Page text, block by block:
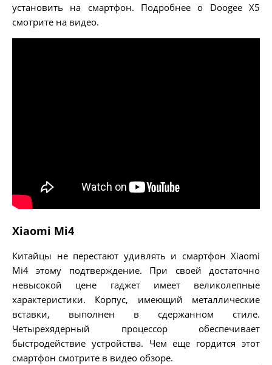
установить на смартфон. Подробнее о Doogee X5
смотрите на видео.
Xiaomi Mi4
Китайцы не перестают удивлять и смартфон Xiaomi
Mi4 этому подтверждение. При своей достаточно
невысокой цене гаджет имеет великолепные
характеристики. Корпус, имеющий металлические
вставки, выполнен в сдержанном стиле.
Четырехядерный процессор обеспечивает
быстродействие устройства. Чем еще гордится этот
смартфон смотрите в видео обзоре.